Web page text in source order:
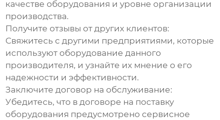
качестве оборудования и уровне организации
производства.
Получите отзывы от других клиентов:
Свяжитесь с другими предприятиями, которые
используют оборудование данного
производителя, и узнайте их мнение о его
надежности и эффективности.
Заключите договор на обслуживание:
Убедитесь, что в договоре на поставку
оборудования предусмотрено сервисное